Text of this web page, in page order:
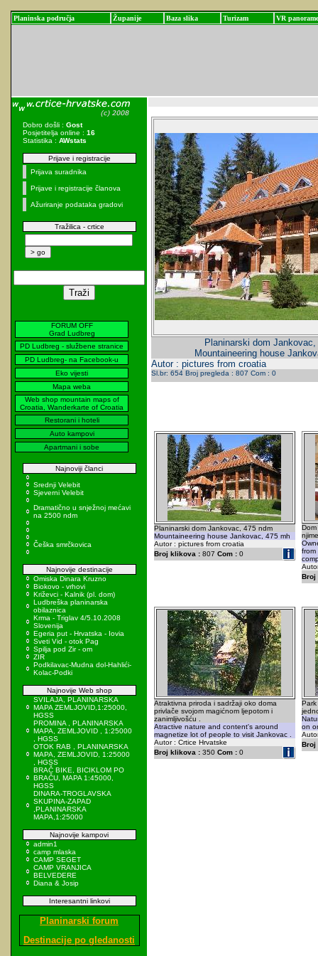
Planinska područja Županije Baza slika Turizam VR panorame
Dobro došli : Gost
Posjetitelja online : 16
Statistika : AWstats
Prijave i registracije
Prijava suradnika
Prijave i registracije članova
Ažuriranje podataka gradovi
Tražilica - crtice
FORUM OFF
Grad Ludbreg
PD Ludbreg - službene stranice
PD Ludbreg- na Facebook-u
Eko vijesti
Mapa weba
Web shop mountain maps of
Croatia, Wanderkarte of Croatia
Restorani i hoteli
Auto kampovi
Apartmani i sobe
Najnoviji članci
Srednji Velebit
Sjeverni Velebit
Dramatično u snježnoj mećavi
na 2500 ndm
Češka smrčkovica
Najnovije destinacije
Omiska Dinara Kruzno
Biokovo - vrhovi
Križevci - Kalnik (pl. dom)
Ludbreška planinarska
obilaznica
Krma - Triglav 4/5.10.2008
Slovenija
Egeria put - Hrvatska - Iovia
Sveti Vid - otok Pag
Spilja pod Zir - om
ZIR
Podkilavac-Mudna dol-Hahlići-
Kolac-Podki
Najnovije Web shop
SVILAJA, PLANINARSKA
MAPA ZEMLJOVID,1:25000,
HGSS
PROMINA , PLANINARSKA
MAPA, ZEMLJOVID , 1:25000
, HGSS
OTOK RAB , PLANINARSKA
MAPA, ZEMLJOVID, 1:25000
, HGSS
BRAČ BIKE, BICIKLOM PO
BRAČU, MAPA 1:45000,
HGSS
DINARA-TROGLAVSKA
SKUPINA-ZAPAD
,PLANINARSKA
MAPA,1:25000
Najnovije kampovi
admin1
camp mlaska
CAMP SEGET
CAMP VRANJICA
BELVEDERE
Diana & Josip
Interesantni linkovi
Planinarski forum
Destinacije po gledanosti
Planinarski dom Jankovac,
Mountaineering house
Autor : pictures from croatia
Sl.br: 654 Broj pregleda : 807 Com : 0
Planinarski dom Jankovac, 475 ndm
Mountaineering house Jankovac, 475 mh
Autor : pictures from croatia
Broj klikova :807 Com :0
from
Broj
Atraktivna priroda i sadržaji oko doma
privlače svojom magićnom ljepotom i
zanimljivošću .
Atractive nature and content's around
magnetize lot of people to visit Jankovac .
Autor : Crtice Hrvatske
Broj klikova :350 Com :0
on
Broj